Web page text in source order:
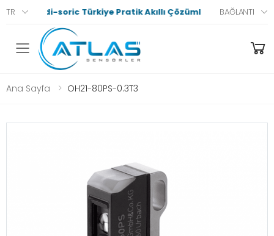
TR di-soric Türkiye Pratik Akıllı Çözümler BAĞLANTI
Menü
Ana Sayfa OH21-80PS-0.3T3